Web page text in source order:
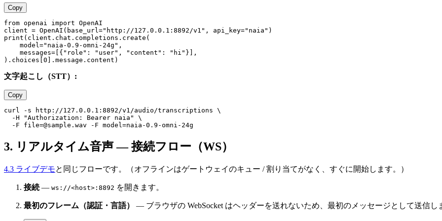
Copy
from openai import OpenAI
client = OpenAI(base_url="http://127.0.0.1:8892/v1", api_key="naia")
print(client.chat.completions.create(
    model="naia-0.9-omni-24g",
    messages=[{"role": "user", "content": "hi"}],
文字起こし（STT）:
Copy
curl -s http://127.0.0.1:8892/v1/audio/transcriptions \
  -H "Authorization: Bearer naia" \
3. リアルタイム音声 — 接続フロー（WS）
4.3 ライブデモと同じフローです。（オフラインはゲートウェイのキュー / 割り当てがなく、すぐに開始します。）
接続 — ws://<host>:8892 を開きます。
最初のフレーム（認証・言語） — ブラウザの WebSocket はヘッダーを送れないため、最初のメッセージとして送信し